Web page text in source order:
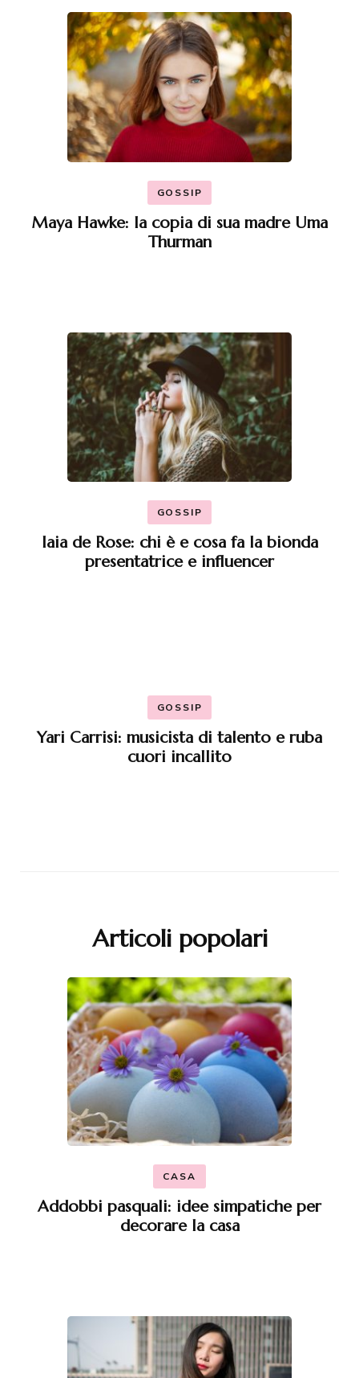
GOSSIP
Maya Hawke: la copia di sua madre Uma
Thurman
GOSSIP
Iaia de Rose: chi è e cosa fa la bionda
presentatrice e influencer
GOSSIP
Yari Carrisi: musicista di talento e ruba
cuori incallito
Articoli popolari
CASA
Addobbi pasquali: idee simpatiche per
decorare la casa